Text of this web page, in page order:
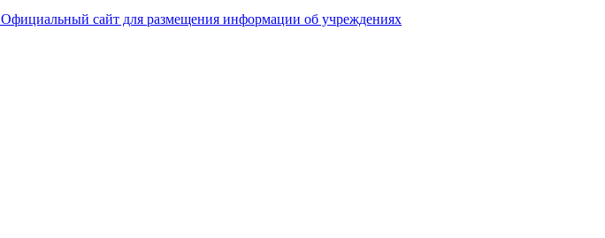
Официальный сайт для размещения информации об учреждениях